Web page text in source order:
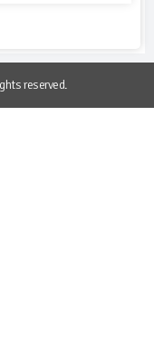
reserved.